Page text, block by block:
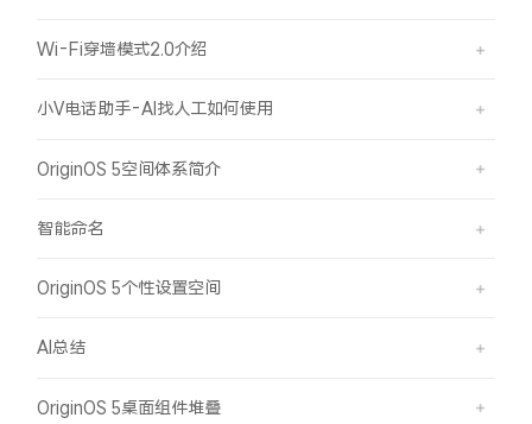
Wi-Fi穿墙模式2.0介绍
小V电话助手-AI找人工如何使用
OriginOS 5空间体系简介
智能命名
OriginOS 5个性设置空间
AI总结
OriginOS 5桌面组件堆叠